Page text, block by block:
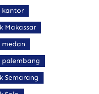
kantor
Makassar
Semarang